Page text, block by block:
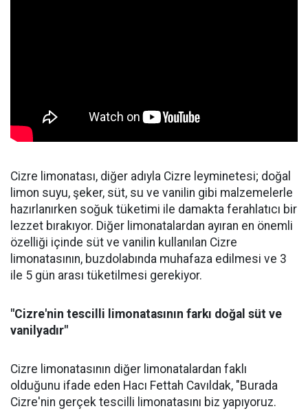
Cizre limonatası, diğer adıyla Cizre leyminetesi; doğal
limon suyu, şeker, süt, su ve vanilin gibi malzemelerle
hazırlanırken soğuk tüketimi ile damakta ferahlatıcı bir
lezzet bırakıyor. Diğer limonatalardan ayıran en önemli
özelliği içinde süt ve vanilin kullanılan Cizre
limonatasının, buzdolabında muhafaza edilmesi ve 3
ile 5 gün arası tüketilmesi gerekiyor.
"Cizre'nin tescilli limonatasının farkı doğal süt ve
vanilyadır"
Cizre limonatasının diğer limonatalardan faklı
olduğunu ifade eden Hacı Fettah Cavıldak, "Burada
Cizre'nin gerçek tescilli limonatasını biz yapıyoruz.